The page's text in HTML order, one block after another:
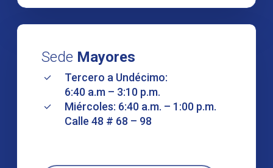
Sede Mayores
Tercero a Undécimo:
6:40 a.m – 3:10 p.m.
Miércoles: 6:40 a.m. – 1:00 p.m.
Calle 48 # 68 – 98